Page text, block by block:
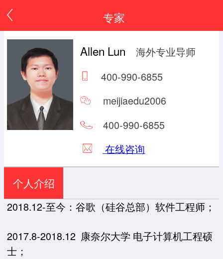
专家
Allen Lun
海外专业导师
400-990-6855
meijiaedu2006
400-990-6855
在线咨询
个人介绍
2018.12-至今：谷歌（硅谷总部）软件工程师；
2017.8-2018.12 康奈尔大学 电子计算机工程硕
士；